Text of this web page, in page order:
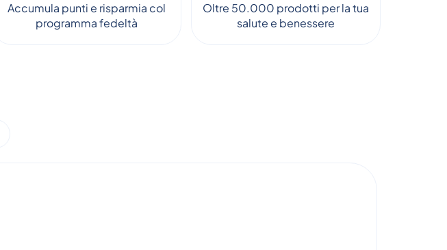
Accumula punti e risparmia col
programma fedeltà
Oltre 50.000 prodotti per la tua
salute e benessere